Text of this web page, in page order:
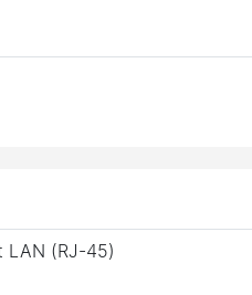
LAN (RJ-45)